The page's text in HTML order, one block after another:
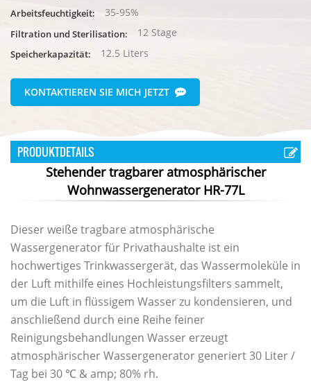
Arbeitsfeuchtigkeit: 35-95%
Filtration und Sterilisation: 12 Stage
Speicherkapazität: 12.5 Liters
KONTAKTIEREN SIE MICH JETZT
PRODUKTDETAILS
Stehender tragbarer atmosphärischer
Wohnwassergenerator HR-77L
Dieser weiße tragbare atmosphärische
Wassergenerator für Privathaushalte ist ein
hochwertiges Trinkwassergerät, das Wassermoleküle in
der Luft mithilfe eines Hochleistungsfilters sammelt,
um die Luft in flüssigem Wasser zu kondensieren, und
anschließend durch eine Reihe feiner
Reinigungsbehandlungen Wasser erzeugt
atmosphärischer Wassergenerator generiert30 Liter /
Tag bei 30 ℃ & amp; 80% rh.